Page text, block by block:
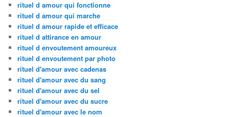
rituel d amour qui fonctionne
rituel d amour qui marche
rituel d amour rapide et efficace
rituel d attirance en amour
rituel d envoutement amoureux
rituel d envoutement par photo
rituel d'amour avec cadenas
rituel d'amour avec du sang
rituel d'amour avec du sel
rituel d'amour avec du sucre
rituel d'amour avec le nom